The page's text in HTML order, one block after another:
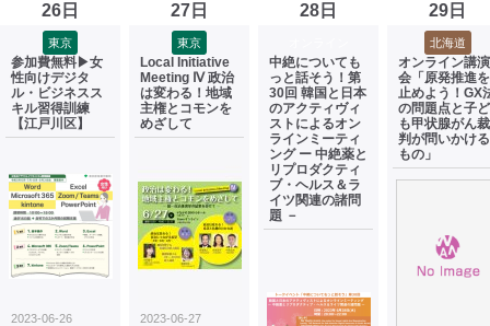
26日
東京
参加費無料▶女
性向けデジタ
ル・ビジネスス
キル習得訓練
【江戸川区】
2023-06-26
27日
東京
Local Initiative
Meeting Ⅳ 政治
は変わる！地域
主権とコモンを
めざして
2023-06-27
28日
中絶についても
っと話そう！第
30回 韓国と日本
のアクティヴィ
ストによるオン
ラインミーティ
ング ー 中絶薬と
リプロダクティ
ブ・ヘルス＆ラ
イツ関連の諸問
題 －
29日
北海道
オンライン講演
会「原発推進を
止めよう！GX
の問題点と子ど
も甲状腺がん裁
判が問いかける
もの」